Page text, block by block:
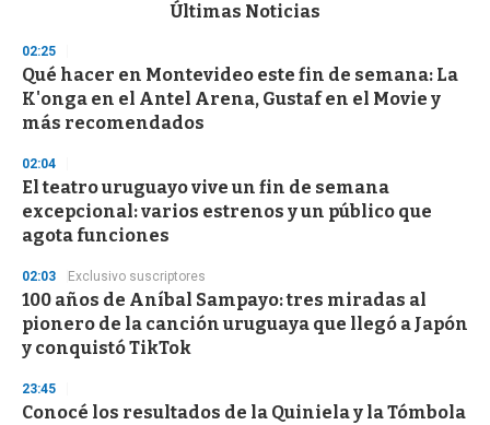
d
s
o
f
3
s
e
c
o
n
Últimas Noticias
02:25
Qué hacer en Montevideo este fin de semana: La
K'onga en el Antel Arena, Gustaf en el Movie y
más recomendados
02:04
El teatro uruguayo vive un fin de semana
excepcional: varios estrenos y un público que
agota funciones
02:03 Exclusivo suscriptores
100 años de Aníbal Sampayo: tres miradas al
pionero de la canción uruguaya que llegó a Japón
y conquistó TikTok
23:45
Conocé los resultados de la Quiniela y la Tómbola